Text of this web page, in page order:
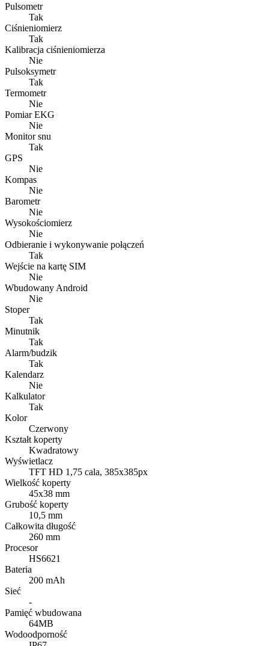
Pulsometr
Tak
Ciśnieniomierz
Tak
Kalibracja ciśnieniomierza
Nie
Pulsoksymetr
Tak
Termometr
Nie
Pomiar EKG
Nie
Monitor snu
Tak
GPS
Nie
Kompas
Nie
Barometr
Nie
Wysokościomierz
Nie
Odbieranie i wykonywanie połączeń
Tak
Wejście na kartę SIM
Nie
Wbudowany Android
Nie
Stoper
Tak
Minutnik
Tak
Alarm/budzik
Tak
Kalendarz
Nie
Kalkulator
Tak
Kolor
Czerwony
Kształt koperty
Kwadratowy
Wyświetlacz
TFT HD 1,75 cala, 385x385px
Wielkość koperty
45x38 mm
Grubość koperty
10,5 mm
Całkowita długość
260 mm
Procesor
HS6621
Bateria
200 mAh
Sieć
-
Pamięć wbudowana
64MB
Wodoodporność